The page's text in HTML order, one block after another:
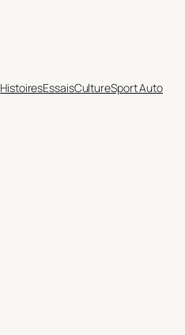
HistoiresEssaisCultureSport Auto